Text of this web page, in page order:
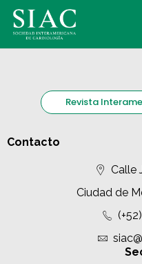
Revista
Contacto
Calle
Ciudad de